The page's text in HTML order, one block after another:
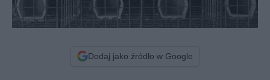
Dodaj jako źródło w Google